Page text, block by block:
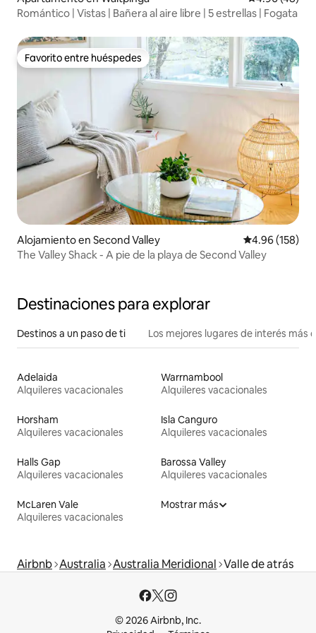
Romántico | Vistas | Bañera al aire libre | 5 estrellas | Fogata
Favorito entre huéspedes
Favorito entre huéspedes
Alojamiento en Second Valley Calificación
4.96 (158)
The Valley Shack - A pie de la playa de Second Valley
Destinaciones para explorar
Destinos a un paso de ti Los mejores lugares de interés más
Adelaida
Alquileres vacacionales
Warrnambool
Alquileres vacacionales
Horsham
Alquileres vacacionales
Isla Canguro
Alquileres vacacionales
Halls Gap
Alquileres vacacionales
Barossa Valley
Alquileres vacacionales
McLaren Vale
Alquileres vacacionales
Mostrar más
Airbnb Australia Australia Meridional Valle de atrás
© 2026 Airbnb, Inc.